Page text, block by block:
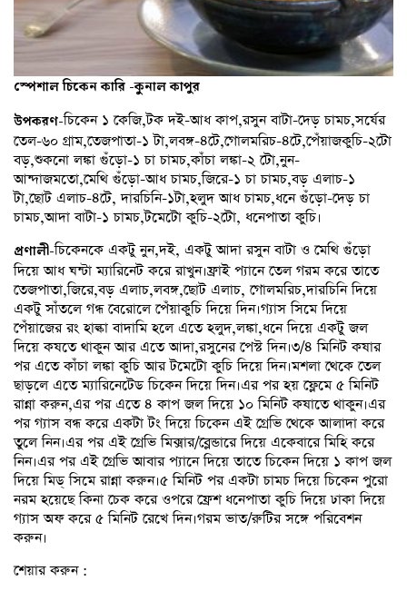
স্পেশাল চিকেন কারি -কুনাল কাপুর
উপকরণ-চিকেন ১ কেজি,টক দই-আধ কাপ,রসুন বাটা-দেড় চামচ,সর্ষের
তেল-৬০ গ্রাম,তেজপাতা-১ টা,লবঙ্গ-৪টে,গোলমরিচ-৪টে,পেঁয়াজকুচি-২টো
বড়,শুকনো লঙ্কা গুঁড়ো-১ চা চামচ,কাঁচা লঙ্কা-২ টো,নুন-
আন্দাজমতো,মেথি গুঁড়ো-আধ চামচ,জিরে-১ চা চামচ,বড় এলাচ-১
টা,ছোট এলাচ-৪টে, দারচিনি-১টা,হলুদ আধ চামচ,ধনে গুঁড়ো-দেড় চা
চামচ,আদা বাটা-১ চামচ,টমেটো কুচি-২টো, ধনেপাতা কুচি।
প্রণালী-চিকেনকে একটু নুন,দই, একটু আদা রসুন বাটা ও মেথি গুঁড়ো
দিয়ে আধ ঘন্টা ম্যারিনেট করে রাখুন।ফ্রাই প্যানে তেল গরম করে তাতে
তেজপাতা,জিরে,বড় এলাচ,লবঙ্গ,ছোট এলাচ, গোলমরিচ,দারচিনি দিয়ে
একটু সাঁতলে গন্ধ বেরোলে পেঁয়াকুচি দিয়ে দিন।গ্যাস সিমে দিয়ে
পেঁয়াজের রং হাল্কা বাদামি হলে এতে হলুদ,লঙ্কা,ধনে দিয়ে একটু জল
দিয়ে কষতে থাকুন আর এতে আদা,রসুনের পেস্ট দিন।৩/৪ মিনিট কষার
পর এতে কাঁচা লঙ্কা কুচি আর টমেটো কুচি দিয়ে দিন।মশলা থেকে তেল
ছাড়লে এতে ম্যারিনেটেড চিকেন দিয়ে দিন।এর পর হয় ফ্লেমে ৫ মিনিট
রান্না করুন,এর পর এতে ৪ কাপ জল দিয়ে ১০ মিনিট কষাতে থাকুন।এর
পর গ্যাস বন্ধ করে একটা টং দিয়ে চিকেন এই গ্রেভি থেকে আলাদা করে
তুলে নিন।এর পর এই গ্রেভি মিক্সার/ব্লেন্ডারে দিয়ে একেবারে মিহি করে
নিন।এর পর এই গ্রেভি আবার প্যানে দিয়ে তাতে চিকেন দিয়ে ১ কাপ জল
দিয়ে মিড্ সিমে রান্না করুন।৫ মিনিট পর একটা চামচ দিয়ে চিকেন পুরো
নরম হয়েছে কিনা চেক করে ওপরে ফ্রেশ ধনেপাতা কুচি দিয়ে ঢাকা দিয়ে
গ্যাস অফ করে ৫ মিনিট রেখে দিন।গরম ভাত/রুটির সঙ্গে পরিবেশন
করুন।
শেয়ার করুন :